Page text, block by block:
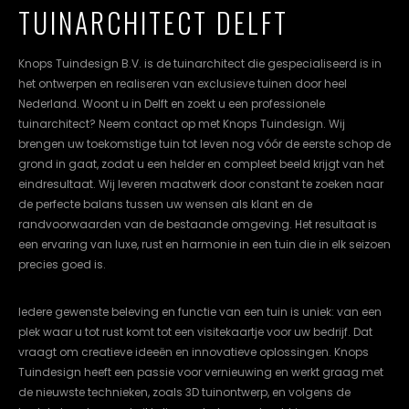
NL EN DE
TUINARCHITECT DELFT
Knops Tuindesign B.V. is de tuinarchitect die gespecialiseerd is in
het ontwerpen en realiseren van exclusieve tuinen door heel
Nederland. Woont u in Delft en zoekt u een professionele
tuinarchitect? Neem contact op met Knops Tuindesign. Wij
brengen uw toekomstige tuin tot leven nog vóór de eerste schop de
grond in gaat, zodat u een helder en compleet beeld krijgt van het
eindresultaat. Wij leveren maatwerk door constant te zoeken naar
de perfecte balans tussen uw wensen als klant en de
randvoorwaarden van de bestaande omgeving. Het resultaat is
een ervaring van luxe, rust en harmonie in een tuin die in elk seizoen
precies goed is.
Iedere gewenste beleving en functie van een tuin is uniek: van een
plek waar u tot rust komt tot een visitekaartje voor uw bedrijf. Dat
vraagt om creatieve ideeën en innovatieve oplossingen. Knops
Tuindesign heeft een passie voor vernieuwing en werkt graag met
de nieuwste technieken, zoals 3D tuinontwerp, en volgens de
cookievoorkeuren
instellen.
COOKIE-
INSTELLINGEN
ALLES
AFWIJZEN
ALLE
COOKIES
ACCEPTEREN